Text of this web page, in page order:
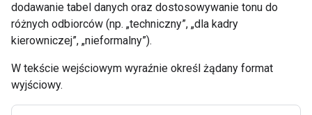
dodawanie tabel danych oraz dostosowywanie tonu do
różnych odbiorców (np. „techniczny”, „dla kadry
kierowniczej”, „nieformalny”).
W tekście wejściowym wyraźnie określ żądany format
wyjściowy.